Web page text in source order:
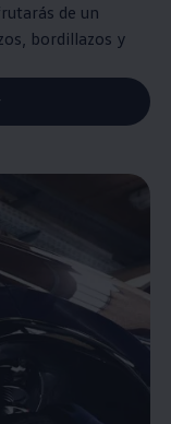
de un
bordillazos y